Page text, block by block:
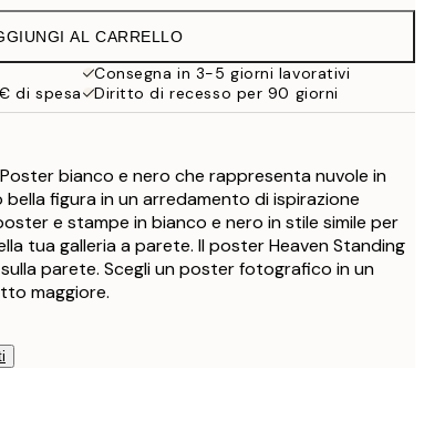
49 €
AL CARRELLO
Consegna in 3-5 giorni lavorativi
di spesa
Diritto di recesso per 90 giorni
bianco e nero che rappresenta nuvole in
figura in un arredamento di ispirazione
e stampe in bianco e nero in stile simile per
tua galleria a parete. Il poster Heaven Standing
parete. Scegli un poster fotografico in un
maggiore.